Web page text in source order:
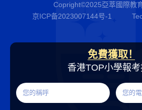
Copright©2025亞萃國際教
京ICP备2023007144号-1
免費獲取！
香港TOP小學報